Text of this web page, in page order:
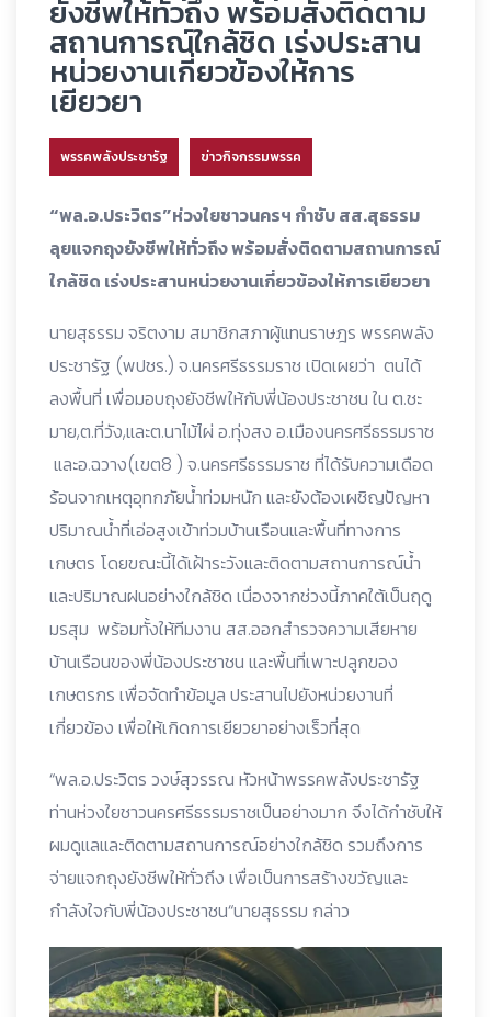
ยังชีพให้ทั่วถึง พร้อมสั่งติดตาม
สถานการณ์ใกล้ชิด เร่งประสาน
หน่วยงานเกี่ยวข้องให้การ
เยียวยา
พรรคพลังประชารัฐ ข่าวกิจกรรมพรรค
“พล.อ.ประวิตร”ห่วงใยชาวนครฯ กำชับ สส.สุธรรม
ลุยแจกถุงยังชีพให้ทั่วถึง พร้อมสั่งติดตามสถานการณ์
ใกล้ชิด เร่งประสานหน่วยงานเกี่ยวข้องให้การเยียวยา
นายสุธรรม จริตงาม สมาชิกสภาผู้แทนราษฎร พรรคพลัง
ประชารัฐ (พปชร.) จ.นครศรีธรรมราช เปิดเผยว่า ตนได้
ลงพื้นที่ เพื่อมอบถุงยังชีพให้กับพี่น้องประชาชน ใน ต.ชะ
มาย,ต.ที่วัง,และต.นาไม้ไผ่ อ.ทุ่งสง อ.เมืองนครศรีธรรมราช
และอ.ฉวาง(เขต8 ) จ.นครศรีธรรมราช ที่ได้รับความเดือด
ร้อนจากเหตุอุทกภัยน้ำท่วมหนัก และยังต้องเผชิญปัญหา
ปริมาณน้ำที่เอ่อสูงเข้าท่วมบ้านเรือนและพื้นที่ทางการ
เกษตร โดยขณะนี้ได้เฝ้าระวังและติดตามสถานการณ์น้ำ
และปริมาณฝนอย่างใกล้ชิด เนื่องจากช่วงนี้ภาคใต้เป็นฤดู
มรสุม พร้อมทั้งให้ทีมงาน สส.ออกสำรวจความเสียหาย
บ้านเรือนของพี่น้องประชาชน และพื้นที่เพาะปลูกของ
เกษตรกร เพื่อจัดทำข้อมูล ประสานไปยังหน่วยงานที่
เกี่ยวข้อง เพื่อให้เกิดการเยียวยาอย่างเร็วที่สุด
“พล.อ.ประวิตร วงษ์สุวรรณ หัวหน้าพรรคพลังประชารัฐ
ท่านห่วงใยชาวนครศรีธรรมราชเป็นอย่างมาก จึงได้กำชับให้
ผมดูแลและติดตามสถานการณ์อย่างใกล้ชิด รวมถึงการ
จ่ายแจกถุงยังชีพให้ทั่วถึง เพื่อเป็นการสร้างขวัญและ
กำลังใจกับพี่น้องประชาชน“นายสุธรรม กล่าว